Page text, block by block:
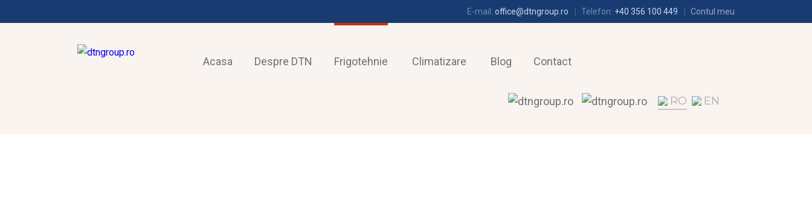
E-mail: office@dtngroup.ro Telefon: +40 356 100 449 Contul meu
Acasa Despre DTN Frigotehnie Climatizare Blog Contact
RO EN